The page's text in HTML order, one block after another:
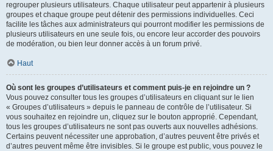
regrouper plusieurs utilisateurs. Chaque utilisateur peut appartenir à plusieurs
groupes et chaque groupe peut détenir des permissions individuelles. Ceci
facilite les tâches aux administrateurs qui pourront modifier les permissions de
plusieurs utilisateurs en une seule fois, ou encore leur accorder des pouvoirs
de modération, ou bien leur donner accès à un forum privé.
Haut
Où sont les groupes d’utilisateurs et comment puis-je en rejoindre un ?
Vous pouvez consulter tous les groupes d’utilisateurs en cliquant sur le lien
« Groupes d’utilisateurs » depuis le panneau de contrôle de l’utilisateur. Si
vous souhaitez en rejoindre un, cliquez sur le bouton approprié. Cependant,
tous les groupes d’utilisateurs ne sont pas ouverts aux nouvelles adhésions.
Certains peuvent nécessiter une approbation, d’autres peuvent être privés et
d’autres peuvent même être invisibles. Si le groupe est public, vous pouvez le